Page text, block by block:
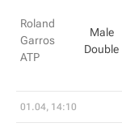
Roland
Garros
ATP
Male
Double
01.04, 14:10